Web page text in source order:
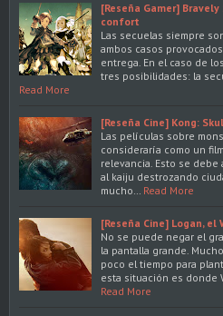
[Reseña Gamer]
confort
Las secuelas siempre
ambos casos
entrega. En el caso de
tres posibilidades: la
Read More
[Reseña Cine] Kong:
Las películas sobre
consideraría como un
relevancia. Esto se
al kaiju destrozando
mucho… Read More
[Reseña Cine] Logan,
No se puede negar el
la pantalla grande.
poco el tiempo para
esta situación es donde
Read More